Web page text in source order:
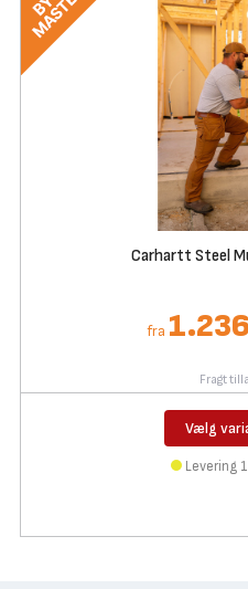
Carhartt Steel
fra
Fragt
Vælg
Levering